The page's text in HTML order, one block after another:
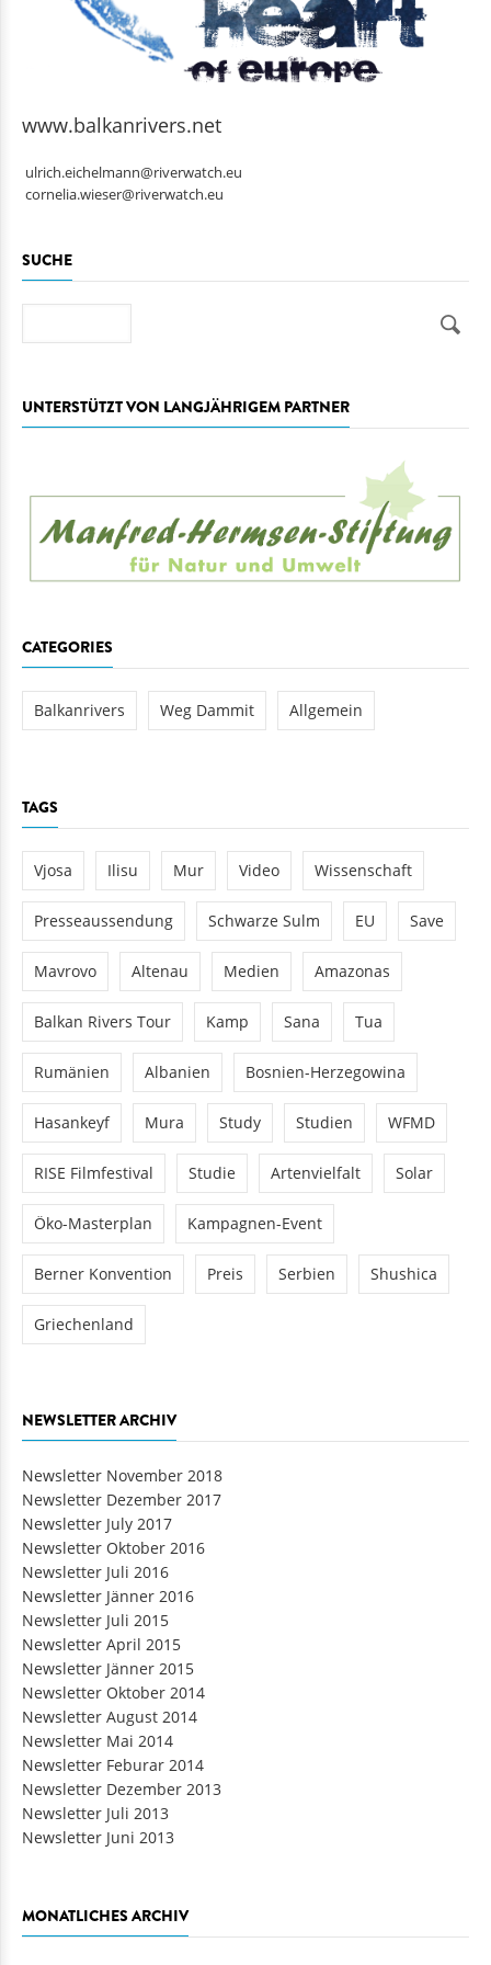
www.balkanrivers.net
ulrich.eichelmann@riverwatch.eu
cornelia.wieser@riverwatch.eu
SUCHE
UNTERSTÜTZT VON LANGJÄHRIGEM PARTNER
CATEGORIES
Balkanrivers Weg Dammit Allgemein
TAGS
Vjosa Ilisu Mur Video Wissenschaft
Presseaussendung Schwarze Sulm EU Save
Mavrovo Altenau Medien Amazonas
Balkan Rivers Tour Kamp Sana Tua
Rumänien Albanien Bosnien-Herzegowina
Hasankeyf Mura Study Studien WFMD
RISE Filmfestival Studie Artenvielfalt Solar
Öko-Masterplan Kampagnen-Event
Berner Konvention Preis Serbien Shushica
Griechenland
NEWSLETTER ARCHIV
Newsletter November 2018
Newsletter Dezember 2017
Newsletter July 2017
Newsletter Oktober 2016
Newsletter Juli 2016
Newsletter Jänner 2016
Newsletter Juli 2015
Newsletter April 2015
Newsletter Jänner 2015
Newsletter Oktober 2014
Newsletter August 2014
Newsletter Mai 2014
Newsletter Feburar 2014
Newsletter Dezember 2013
Newsletter Juli 2013
Newsletter Juni 2013
MONATLICHES ARCHIV